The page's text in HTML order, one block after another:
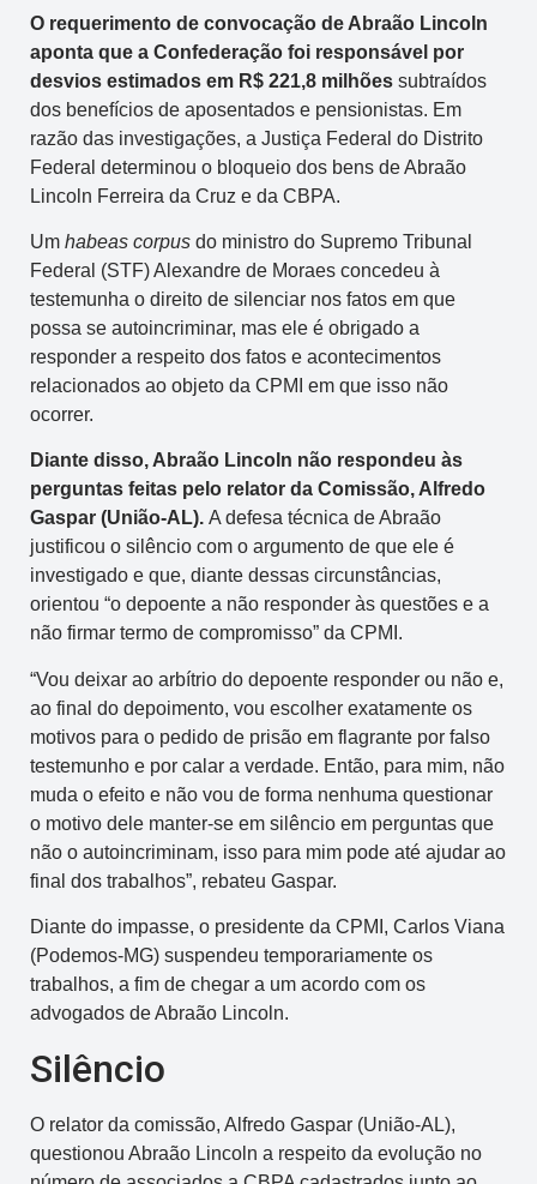
O requerimento de convocação de Abraão Lincoln
aponta que a Confederação foi responsável por
desvios estimados em R$ 221,8 milhões subtraídos
dos benefícios de aposentados e pensionistas. Em
razão das investigações, a Justiça Federal do Distrito
Federal determinou o bloqueio dos bens de Abraão
Lincoln Ferreira da Cruz e da CBPA.
Um habeas corpus do ministro do Supremo Tribunal
Federal (STF) Alexandre de Moraes concedeu à
testemunha o direito de silenciar nos fatos em que
possa se autoincriminar, mas ele é obrigado a
responder a respeito dos fatos e acontecimentos
relacionados ao objeto da CPMI em que isso não
ocorrer.
Diante disso, Abraão Lincoln não respondeu às
perguntas feitas pelo relator da Comissão, Alfredo
Gaspar (União-AL). A defesa técnica de Abraão
justificou o silêncio com o argumento de que ele é
investigado e que, diante dessas circunstâncias,
orientou “o depoente a não responder às questões e a
não firmar termo de compromisso” da CPMI.
“Vou deixar ao arbítrio do depoente responder ou não e,
ao final do depoimento, vou escolher exatamente os
motivos para o pedido de prisão em flagrante por falso
testemunho e por calar a verdade. Então, para mim, não
muda o efeito e não vou de forma nenhuma questionar
o motivo dele manter-se em silêncio em perguntas que
não o autoincriminam, isso para mim pode até ajudar ao
final dos trabalhos”, rebateu Gaspar.
Diante do impasse, o presidente da CPMI, Carlos Viana
(Podemos-MG) suspendeu temporariamente os
trabalhos, a fim de chegar a um acordo com os
advogados de Abraão Lincoln.
Silêncio
O relator da comissão, Alfredo Gaspar (União-AL),
questionou Abraão Lincoln a respeito da evolução no